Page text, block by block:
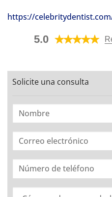
https://
5.0
Solicite una consulta